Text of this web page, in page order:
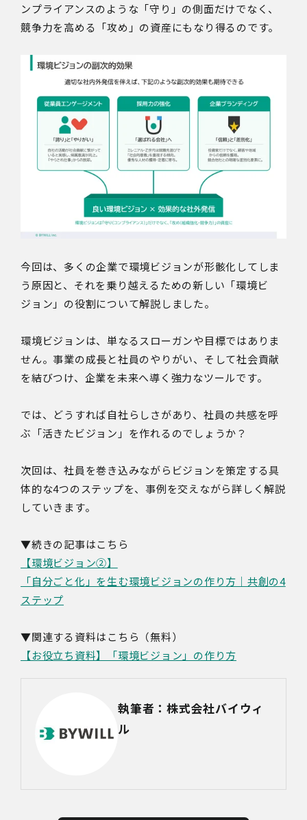
ンプライアンスのような「守り」の側面だけでなく、
競争力を高める「攻め」の資産にもなり得るのです。
今回は、多くの企業で環境ビジョンが形骸化してしま
う原因と、それを乗り越えるための新しい「環境ビ
ジョン」の役割について解説しました。
環境ビジョンは、単なるスローガンや目標ではありま
せん。事業の成長と社員のやりがい、そして社会貢献
を結びつけ、企業を未来へ導く強力なツールです。
では、どうすれば自社らしさがあり、社員の共感を呼
ぶ「活きたビジョン」を作れるのでしょうか？
次回は、社員を巻き込みながらビジョンを策定する具
体的な4つのステップを、事例を交えながら詳しく解説
していきます。
▼続きの記事はこちら
【環境ビジョン②】
「自分ごと化」を生む環境ビジョンの作り方｜共創の4
ステップ
▼関連する資料はこちら（無料）
【お役立ち資料】「環境ビジョン」の作り方
執筆者：株式会社バイウィ
ル